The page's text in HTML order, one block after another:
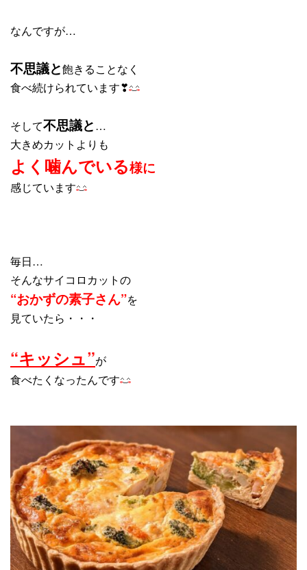
なんですが…
不思議と飽きることなく
食べ続けられています❣
そして不思議と…
大きめカットよりも
よく噛んでいる様に
感じています
毎日…
そんなサイコロカットの
“おかずの素子さん”を
見ていたら・・・
“キッシュ”が
食べたくなったんです